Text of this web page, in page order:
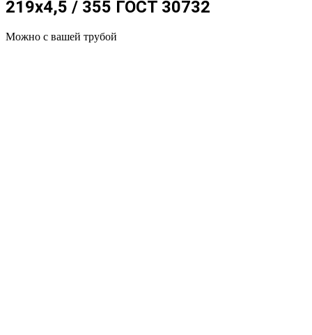
219x4,5 / 355 ГОСТ 30732
Можно с вашей трубой